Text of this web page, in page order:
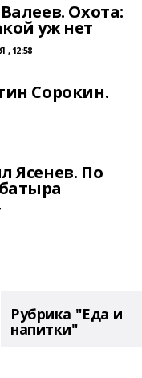
Охота:
уж нет
, 12:58
Сорокин.
Ясенев. По
Рубрика "Еда и
напитки"